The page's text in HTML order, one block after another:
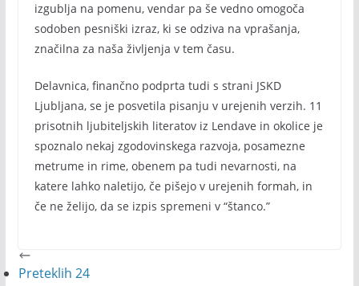
izgublja na pomenu, vendar pa še vedno omogoča
sodoben pesniški izraz, ki se odziva na vprašanja,
značilna za naša življenja v tem času.
Delavnica, finančno podprta tudi s strani JSKD
Ljubljana, se je posvetila pisanju v urejenih verzih. 11
prisotnih ljubiteljskih literatov iz Lendave in okolice je
spoznalo nekaj zgodovinskega razvoja, posamezne
metrume in rime, obenem pa tudi nevarnosti, na
katere lahko naletijo, če pišejo v urejenih formah, in
če ne želijo, da se izpis spremeni v “štanco.”
Preteklih 24